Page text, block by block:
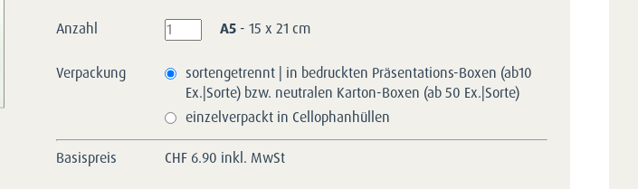
Anzahl A5 - 15 x 21 cm
Verpackung
sortengetrennt | in bedruckten Präsentations-Boxen (ab10
Ex.|Sorte) bzw. neutralen Karton-Boxen (ab 50 Ex.|Sorte)
einzelverpackt in Cellophanhüllen
Basispreis CHF6.90 inkl. MwSt